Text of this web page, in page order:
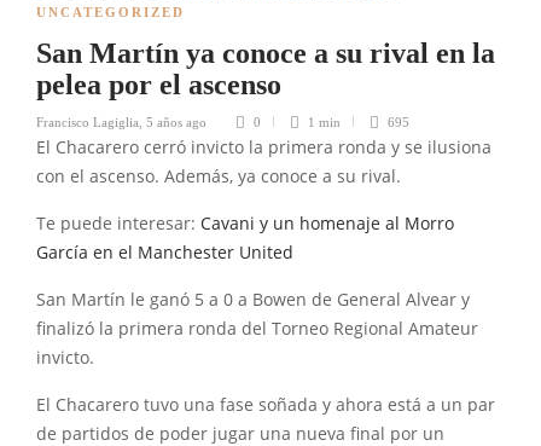
UNCATEGORIZED
San Martín ya conoce a su rival en la
pelea por el ascenso
Francisco Lagiglia 5 años ago 0 1 min 695
El Chacarero cerró invicto la primera ronda y se ilusiona
con el ascenso. Además, ya conoce a su rival.
Te puede interesar: Cavani y un homenaje al Morro
García en el Manchester United
San Martín le ganó 5 a 0 a Bowen de General Alvear y
finalizó la primera ronda del Torneo Regional Amateur
invicto.
El Chacarero tuvo una fase soñada y ahora está a un par
de partidos de poder jugar una nueva final por un